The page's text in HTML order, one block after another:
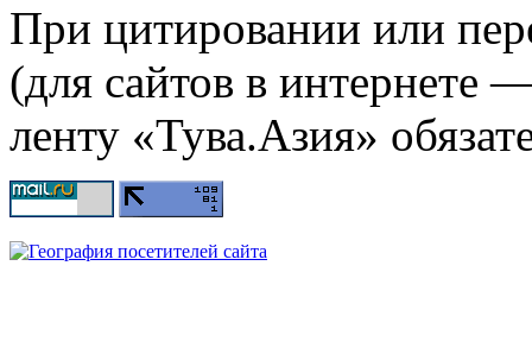
При цитировании или
(для сайтов в интернете
ленту «Тува.Азия»